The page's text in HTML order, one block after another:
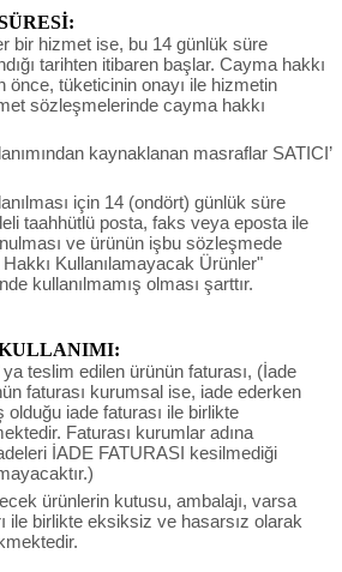
bir hizmet ise, bu 14 günlük süre
tarihten itibaren başlar. Cayma hakkı
önce, tüketicinin onayı ile hizmetin
sözleşmelerinde cayma hakkı
kaynaklanan masraflar SATICI’
için 14 (ondört) günlük süre
taahhütlü posta, faks veya eposta ile
ve ürünün işbu sözleşmede
Kullanılamayacak Ürünler"
kullanılmamış olması şarttır.
teslim edilen ürünün faturası, (İade
faturası kurumsal ise, iade ederken
iade faturası ile birlikte
Faturası kurumlar adına
İADE FATURASI kesilmediği
ürünlerin kutusu, ambalajı, varsa
ile birlikte eksiksiz ve hasarsız olarak